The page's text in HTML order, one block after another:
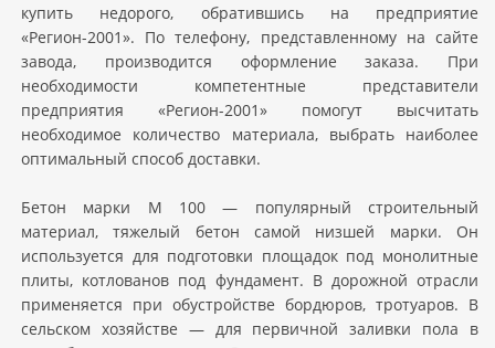
купить недорого, обратившись на предприятие
«Регион-2001». По телефону, представленному на сайте
завода, производится оформление заказа. При
необходимости компетентные представители
предприятия «Регион-2001» помогут высчитать
необходимое количество материала, выбрать наиболее
оптимальный способ доставки.
Бетон марки М 100 — популярный строительный
материал, тяжелый бетон самой низшей марки. Он
используется для подготовки площадок под монолитные
плиты, котлованов под фундамент. В дорожной отрасли
применяется при обустройстве бордюров, тротуаров. В
сельском хозяйстве — для первичной заливки пола в